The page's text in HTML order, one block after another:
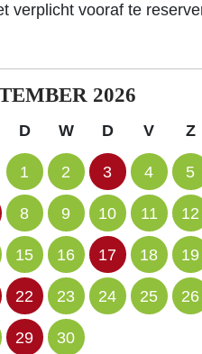
verplicht vooraf te
2026
D W D V Z
1 2 3 4 5
8 9 10 11 12
15 16 17 18 19
22 23 24 25 26
29 30